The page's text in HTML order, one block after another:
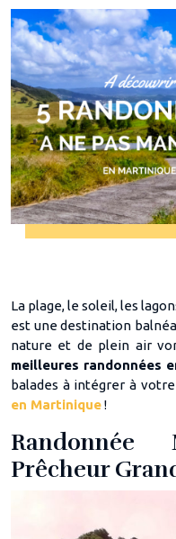
La plage, le soleil, les
est une destination
nature et de plein air
meilleures randonnées
balades à intégrer à
en Martinique!
Prêcheur